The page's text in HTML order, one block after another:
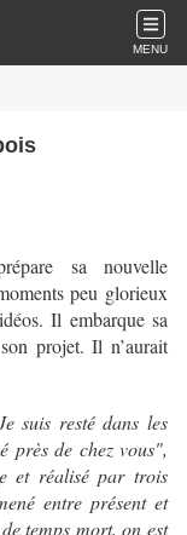
MENU
sa nouvelle
peu glorieux
Il embarque sa
projet. Il n’aurait
suis resté dans les
près de chez vous",
et réalisé par trois
entre présent et
temps mort, on est